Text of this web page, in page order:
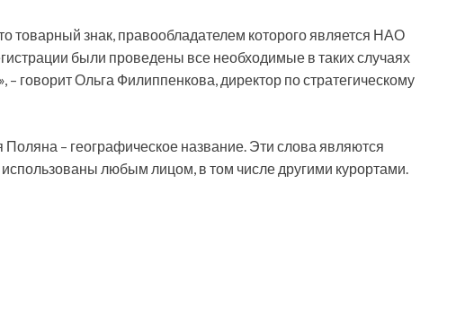
товарный знак, правообладателем которого является НАО
были проведены все необходимые в таких случаях
– говорит Ольга Филиппенкова, директор по стратегическому
Поляна – географическое название. Эти слова являются
любым лицом, в том числе другими курортами.